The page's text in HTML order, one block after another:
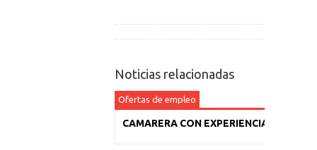
Noticias relacionadas
Ofertas de empleo
CAMARERA CON EXPERIENCIA